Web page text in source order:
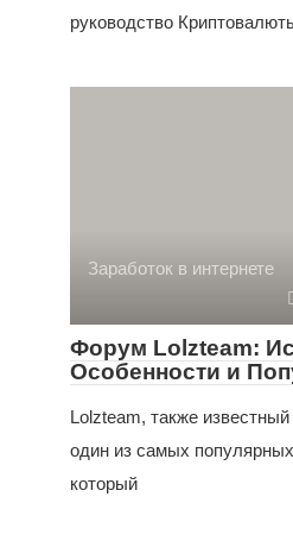
руководство
Заработок в интернете
Форум Lolzteam:
Особенности и
Lolzteam, также
один из самых
который